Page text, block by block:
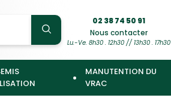
02 38 74 50 91
Nous contacter
Lu.-Ve. 8h30 . 12h30 // 13h30 . 17h30
MANUTENTION DU
VRAC